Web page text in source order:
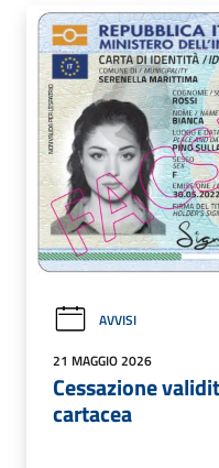
AVVISI
21 MAGGIO 2026
Cessazione
cartacea